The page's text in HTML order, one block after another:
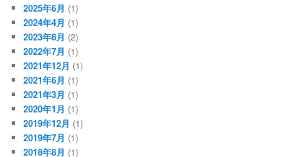
2025年6月 (1)
2024年4月 (1)
2023年8月 (2)
2022年7月 (1)
2021年12月 (1)
2021年6月 (1)
2021年3月 (1)
2020年1月 (1)
2019年12月 (1)
2019年7月 (1)
2018年8月 (1)